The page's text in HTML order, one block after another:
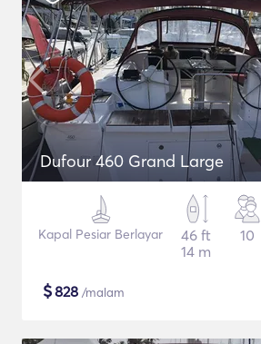
Dufour 460 Grand Large
Kapal Pesiar Berlayar
46 ft
14 m
10
$828 /malam